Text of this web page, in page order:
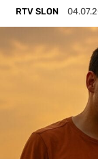
RTV SLON